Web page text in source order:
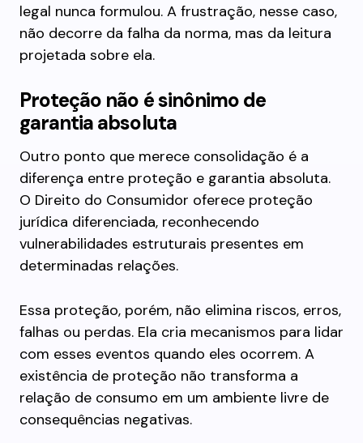
legal nunca formulou. A frustração, nesse caso,
não decorre da falha da norma, mas da leitura
projetada sobre ela.
Proteção não é sinônimo de
garantia absoluta
Outro ponto que merece consolidação é a
diferença entre proteção e garantia absoluta.
O Direito do Consumidor oferece proteção
jurídica diferenciada, reconhecendo
vulnerabilidades estruturais presentes em
determinadas relações.
Essa proteção, porém, não elimina riscos, erros,
falhas ou perdas. Ela cria mecanismos para lidar
com esses eventos quando eles ocorrem. A
existência de proteção não transforma a
relação de consumo em um ambiente livre de
consequências negativas.